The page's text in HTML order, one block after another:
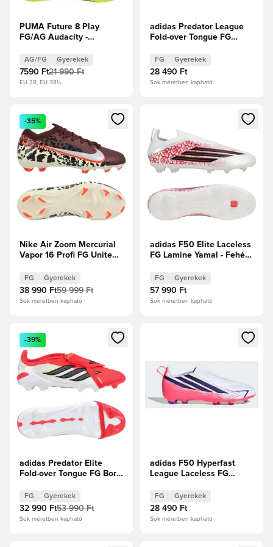
PUMA Future 8 Play
FG/AG Audacity -
sárga/PUMA
Fekete/Napfényes Gyerek
AG/FG Gyerekek
7590 Ft21 990 Ft
EU 38, EU 38½
adidas Predator League
Fold-over Tongue FG
FG Gyerekek
28 490 Ft
Sok méretben kapható
Megnyit egy modált a bejelentkezéshez vagy a tagként
-35%
Nike Air Zoom Mercurial
Vapor 16 Profi FG United -
ezüst/Univerzális
Piros/Fossil Gyerek
FG Gyerekek
38 990 Ft59 999 Ft
Sok méretben kapható
Megnyit egy modált a
adidas F50 Elite Laceless
FG Lamine Yamal - Fehér
Élénkpiros Gyerek
FG Gyerekek
57 990 Ft
Sok méretben kapható
Megnyit egy modált a bejelentkezéshez vagy a tagként
-39%
adidas Predator Elite
Fold-over Tongue FG Born
Élénkpiros/Core
Black/Fehér cipők Gyerek
FG Gyerekek
32 990 Ft53 990 Ft
Sok méretben kapható
Megnyit egy modált a
adidas F50 Hyperfast
League Laceless FG
FG Gyerekek
28 490 Ft
Sok méretben kapható